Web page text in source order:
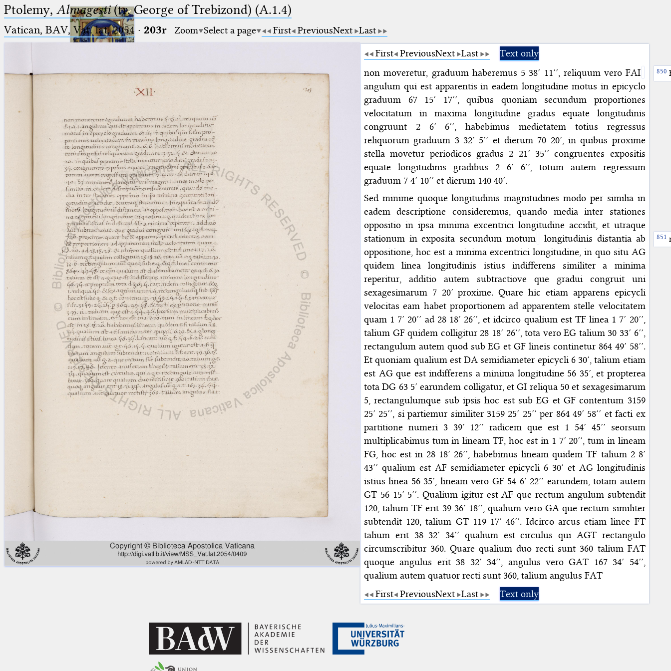
Ptolemaeus
Arabus et Latinus
(the underscore) is the placeholder
for exactly one character.
(the percent sign) is the
placeholder for no, one or more
than one character.
%%
(two percent signs) is the
placeholder for no, one or more
than one character, but not for
blank space (so that a search ends
at word boundaries).
🔎︎
Start
Project
Team
News
Jobs
Publications
Conference
Arabic Works
Arabic Manuscripts
Latin Works
Latin Manuscripts
Latin Early Prints
Images
Texts
Glossary
·
Ptolemy, Almagesti(tr. George of Trebizond) (A.1.4)
Vatican, BAV, Vat. lat. 2054 · 203r Zoom Select a page First PreviousNext Last
First PreviousNext Last
Text only
non moveretur, graduum haberemus 5 38′ 11′′, reliquum vero FAI
angulum qui est apparentis in eadem longitudine motus in epicyclo
graduum 67 15′ 17′′, quibus quoniam secundum proportiones
velocitatum in maxima longitudine gradus equate longitudinis
congruunt 2 6′ 6′′, habebimus medietatem totius regressus
reliquorum graduum 3 32′ 5′′ et dierum 70 20′, in quibus proxime
stella movetur periodicos gradus 2 21′ 35′′ congruentes expositis
equate longitudinis gradibus 2 6′ 6′′, totum autem regressum
graduum 7 4′ 10′′ et dierum 140 40′.
Sed minime quoque longitudinis magnitudines modo per similia in
eadem descriptione consideremus, quando media inter stationes
oppositio in ipsa minima excentrici longitudine accidit, et utraque
stationum in exposita secundum motum
longitudinis distantia ab
oppositione, hoc est a minima excentrici longitudine, in quo situ AG
quidem linea longitudinis istius indifferens similiter a minima
reperitur, additio autem subtractiove que gradui congruit uni
sexagesimarum 7 20′ proxime. Quare hic etiam apparens epicycli
velocitas eam habet proportionem ad apparentem stelle velocitatem
quam 1 7′ 20′′ ad 28 18′ 26′′, et idcirco qualium est TF linea 1 7′ 20′′,
talium GF quidem colligitur 28 18′ 26′′, tota vero EG talium 30 33′ 6′′,
rectangulum autem quod sub EG et GF lineis continetur 864 49′ 58′′.
Et quoniam qualium est DA semidiameter epicycli 6 30′, talium etiam
est AG que est indifferens a minima longitudine 56 35′, et propterea
tota DG 63 5′ earundem colligatur, et GI reliqua 50 et sexagesimarum
5, rectangulumque sub ipsis hoc est sub EG et GF contentum 3159
25′ 25′′, si partiemur similiter 3159 25′ 25′′ per 864 49′ 58′′ et facti ex
partitione numeri 3 39′ 12′′ radicem que est 1 54′ 45′′ seorsum
multiplicabimus tum in lineam TF, hoc est in 1 7′ 20′′, tum in lineam
FG, hoc est in 28 18′ 26′′, habebimus lineam quidem TF talium 2 8′
43′′ qualium est AF semidiameter epicycli 6 30′ et AG longitudinis
istius linea 56 35′, lineam vero GF 54 6′ 22′′ earundem, totam autem
GT 56 15′ 5′′. Qualium igitur est AF que rectum angulum subtendit
120, talium TF erit 39 36′ 18′′, qualium vero GA que rectum similiter
subtendit 120, talium GT 119 17′ 46′′. Idcirco arcus etiam linee FT
talium erit 38 32′ 34′′ qualium est circulus qui AGT rectangulo
circumscribitur 360. Quare qualium duo recti sunt 360 talium FAT
quoque angulus erit 38 32′ 34′′, angulus vero GAT 167 34′ 54′′,
qualium autem quatuor recti sunt 360, talium angulus FAT
First PreviousNext Last Text only